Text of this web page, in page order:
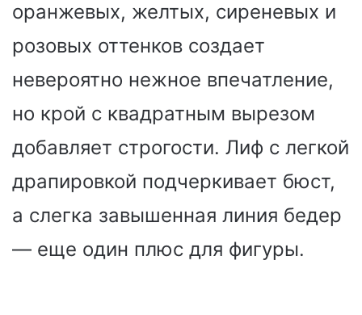
оранжевых, желтых, сиреневых и
розовых оттенков создает
невероятно нежное впечатление,
но крой с квадратным вырезом
добавляет строгости. Лиф с легкой
драпировкой подчеркивает бюст,
а слегка завышенная линия бедер
— еще один плюс для фигуры.